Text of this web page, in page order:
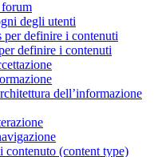
degli utenti
per definire i contenuti
definire i contenuti
dell’informazione
contenuto (content type)